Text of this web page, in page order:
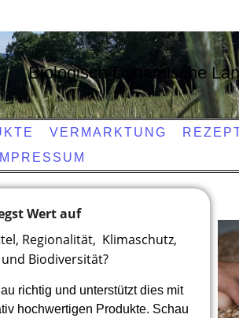
Biologisch-Dynamische
VERMARKTUNG
Wert auf
Regionalität, Klimaschutz,
Biodiversität?
richtig und unterstützt dies mit
hochwertigen Produkte. Schau